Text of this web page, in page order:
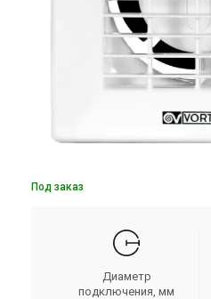
Под заказ
Диаметр
подключения, мм